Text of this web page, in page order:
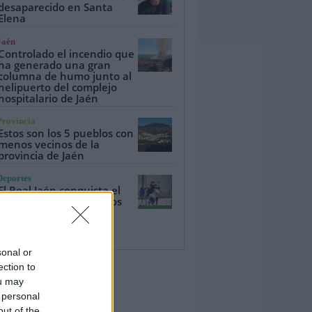
or
to
may
en Santa
el incendio que
generado una gran
de humo junto al
del complejo
de Jaén
son los 5 pueblos con
vecinos de la
de Jaén
Real Jaén conquista el
Trofeo Ciudad de Martos
con una convincente